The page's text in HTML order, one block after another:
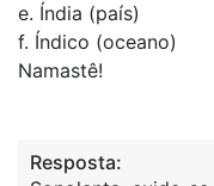
e. Índia (país)
f. Índico (oceano)
Namastê!
Resposta: